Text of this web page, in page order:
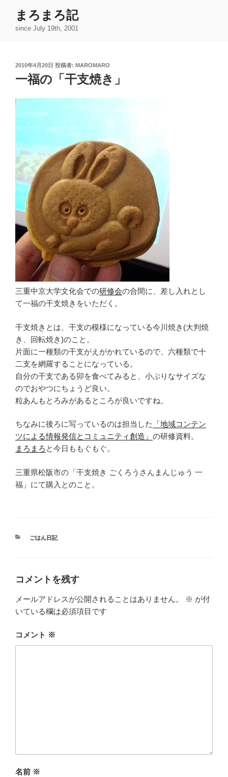
まろまろ記
since July 19th, 2001
投
2010年4月20日 投稿者: MAROMARO
一福の「干支焼き」
三重中京大学文化会での研修会の合間に、差し入れとし
て一福の干支焼きをいただく。
干支焼きとは、干支の模様になっている今川焼き(大判焼
き、回転焼き)のこと。
片面に一種類の干支がえがかれているので、六種類で十
二支を網羅することになっている。
自分の干支である卯を食べてみると、小ぶりなサイズな
のでおやつにちょうど良い。
粒あんもとろみがあるところが良いですね。
ちなみに後ろに写っているのは担当した
「地域コンテン
ツによる情報発信とコミュニティ創造」 の研修資料。
まろまろ と今日ももぐもぐ。
三重県松阪市の「干支焼き ごくろうさんまんじゅう 一
福」にて購入とのこと。
カ
ごはん日記
コメントを残す
メールアドレスが公開されることはありません。 ※ が付
いている欄は必須項目です
コメント ※
名前 ※